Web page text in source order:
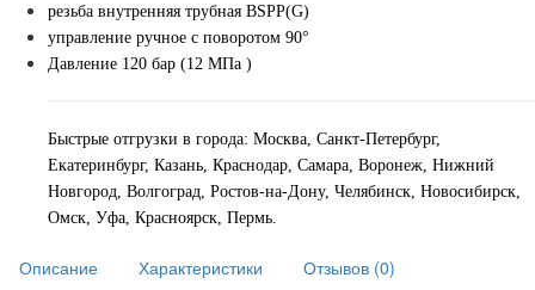
резьба внутренняя трубная BSPP(G)
управление ручное с поворотом 90°
Давление 120 бар (12 МПа )
Быстрые отгрузки в города: Москва, Санкт-Петербург,
Екатеринбург, Казань, Краснодар, Самара, Воронеж, Нижний
Новгород, Волгоград, Ростов-на-Дону, Челябинск, Новосибирск,
Омск, Уфа, Красноярск, Пермь.
Описание Характеристики
Отзывов (0)